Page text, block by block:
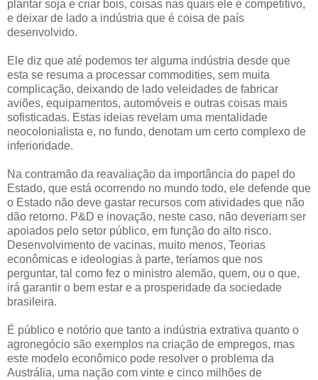
plantar soja e criar bois, coisas nas quais ele é competitivo,
e deixar de lado a indústria que é coisa de país
desenvolvido.
Ele diz que até podemos ter alguma indústria desde que
esta se resuma a processar commodities, sem muita
complicação, deixando de lado veleidades de fabricar
aviões, equipamentos, automóveis e outras coisas mais
sofisticadas. Estas ideias revelam uma mentalidade
neocolonialista e, no fundo, denotam um certo complexo de
inferioridade.
Na contramão da reavaliação da importância do papel do
Estado, que está ocorrendo no mundo todo, ele defende que
o Estado não deve gastar recursos com atividades que não
dão retorno. P&D e inovação, neste caso, não deveriam ser
apoiados pelo setor público, em função do alto risco.
Desenvolvimento de vacinas, muito menos, Teorias
econômicas e ideologias à parte, teríamos que nos
perguntar, tal como fez o ministro alemão, quem, ou o que,
irá garantir o bem estar e a prosperidade da sociedade
brasileira.
É público e notório que tanto a indústria extrativa quanto o
agronegócio são exemplos na criação de empregos, mas
este modelo econômico pode resolver o problema da
Austrália, uma nação com vinte e cinco milhões de